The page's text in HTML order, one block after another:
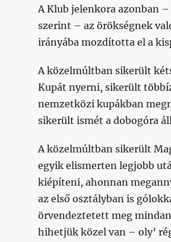
A Klub jelenkora azonban
szerint – az örökségnek
irányába mozdította el a
A közelmúltban sikerült
Kupát nyerni, sikerült
nemzetközi kupákban
sikerült ismét a dobogóra
A közelmúltban sikerült
egyik elismerten legjobb
kiépíteni, ahonnan
az első osztályban is
örvendeztetett meg
hihetjük közel van – oly’